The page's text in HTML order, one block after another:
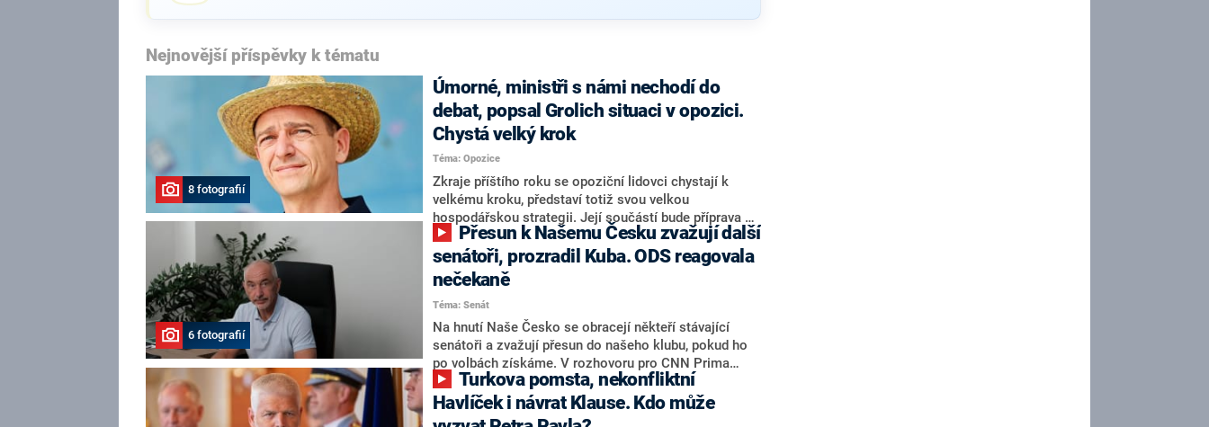
Nejnovější příspěvky k tématu
8 fotografií
Úmorné, ministři s námi nechodí do
debat, popsal Grolich situaci v opozici.
Chystá velký krok
Téma: Opozice
Zkraje příštího roku se opoziční lidovci chystají k
velkému kroku, představí totiž svou velkou
hospodářskou strategii. Její součástí bude příprava na
stárnutí populace, řekl ve středu na setkání s novináři
nový předseda lidovců Jan Grolich. Ten zároveň v
senátních volbách kandiduje ve Vyškově. Popsal i
aktivitu opozice, o níž vládní strany nebo političtí
komentátoři mluví jako o slabé a v defenzivě. „Je to
úmorná práce upozorňovat na chyby vlády. Ministři s
námi navíc nechodí do debat. Chceme ale ukazovat
svoje témata,“ odpověděl Grolich na dotaz CNN Prima
NEWS.
6 fotografií
senátoři, prozradil Kuba. ODS reagovala
nečekaně
Téma: Senát
Na hnutí Naše Česko se obracejí někteří stávající
senátoři a zvažují přesun do našeho klubu, pokud ho
po volbách získáme. V rozhovoru pro CNN Prima
NEWS to řekl zakladatel hnutí a jihočeský hejtman
Martin Kuba. Konkrétní nebyl, ale získat by takto mohl
například senátora Zdeňka Hrabu, který je dnes
Havlíček i návrat Klause. Kdo může